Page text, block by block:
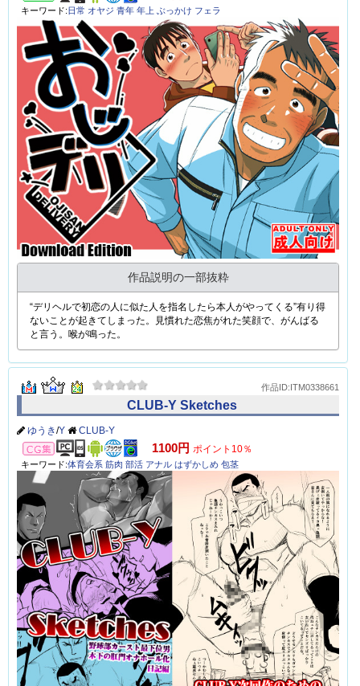
キーワード:日常 オヤジ 青年 年上 ぶっかけ フェラ
作品説明の一部抜粋
“デリヘルで初恋の人に似た人を指名したら本人がやってくる”有り得
ないことが起きてしまった。見慣れた恋焦がれた笑顔で、がんばる
と言う。喉が鳴った。
作品ID:ITM0338661
CLUB-Y Sketches
ゆうき/Y CLUB-Y
CG集 1100円 ポイント10％
キーワード:体育会系 筋肉 部活 アナル はずかしめ 包茎